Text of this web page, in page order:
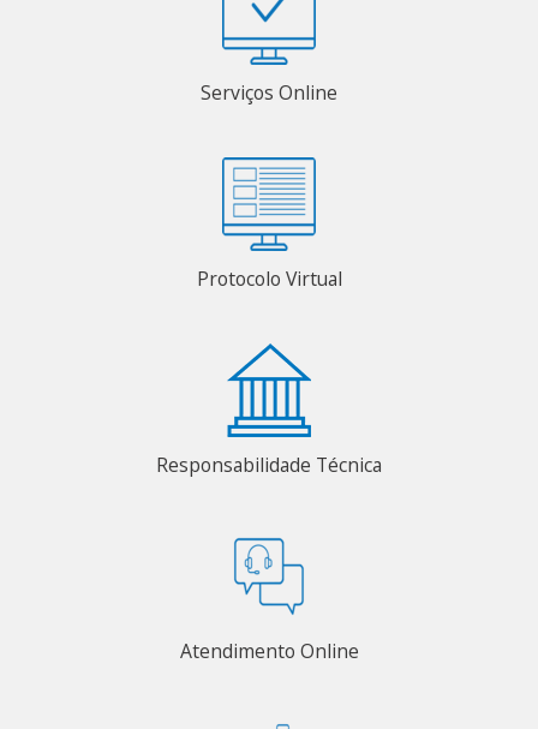
Serviços Online
Protocolo Virtual
Responsabilidade Técnica
Atendimento Online